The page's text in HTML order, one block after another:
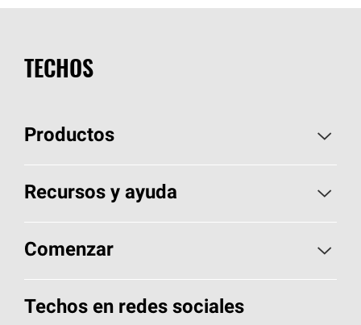
TECHOS
Productos
Elija sus tejas
Encuentre un contratista
Componentes para techos
Recursos y ayuda
Aspectos básicos sobre techos
Herramientas de diseño y color
Comenzar
Llame al 1-800-GET-PINK®
Techos en redes sociales